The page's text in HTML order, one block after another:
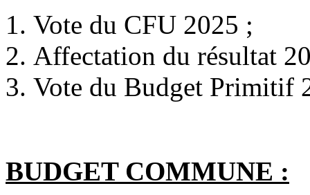
Vote du CFU 2025 ;
Affectation du résultat
Vote du Budget Primitif
BUDGET COMMUNE :